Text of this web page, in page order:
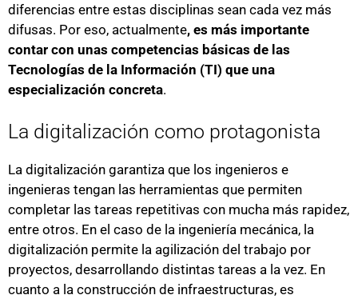
diferencias entre estas disciplinas sean cada vez más
difusas. Por eso, actualmente, es más importante
contar con unas competencias básicas de las
Tecnologías de la Información (TI) que una
especialización concreta.
La digitalización como protagonista
La digitalización garantiza que los ingenieros e
ingenieras tengan las herramientas que permiten
completar las tareas repetitivas con mucha más rapidez,
entre otros. En el caso de la ingeniería mecánica, la
digitalización permite la agilización del trabajo por
proyectos, desarrollando distintas tareas a la vez. En
cuanto a la construcción de infraestructuras, es